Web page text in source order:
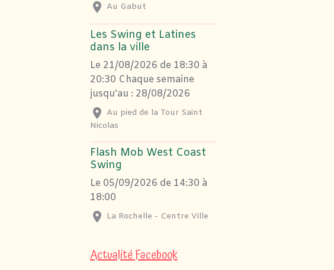
Au Gabut
Les Swing et Latines
dans la ville
Le 21/08/2026 de 18:30 à
20:30 Chaque semaine
jusqu'au : 28/08/2026
Au pied de la Tour Saint
Nicolas
Flash Mob West Coast
Swing
Le 05/09/2026 de 14:30 à
18:00
La Rochelle - Centre Ville
Actualité Facebook